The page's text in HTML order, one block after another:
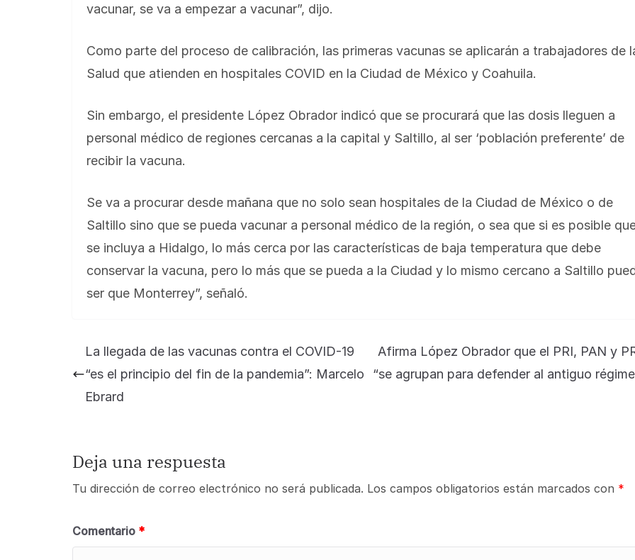
vacunar, se va a empezar a vacunar”, dijo.
Como parte del proceso de calibración, las primeras vacunas se aplicarán a trabajadores de
Salud que atienden en hospitales COVID en la Ciudad de México y Coahuila.
Sin embargo, el presidente López Obrador indicó que se procurará que las dosis lleguen a
personal médico de regiones cercanas a la capital y Saltillo, al ser ‘población preferente’ de
recibir la vacuna.
Se va a procurar desde mañana que no solo sean hospitales de la Ciudad de México o de
Saltillo sino que se pueda vacunar a personal médico de la región, o sea que si es posible
se incluya a Hidalgo, lo más cerca por las características de baja temperatura que debe
conservar la vacuna, pero lo más que se pueda a la Ciudad y lo mismo cercano a Saltillo
ser que Monterrey”, señaló.
La llegada de las vacunas contra el COVID-19
“es el principio del fin de la pandemia”: Marcelo
Ebrard
Afirma López Obrador que el PRI, PAN y
“se agrupan para defender al antiguo
Deja una respuesta
Tu dirección de correo electrónico no será publicada. Los campos obligatorios están marcados con *
Comentario *